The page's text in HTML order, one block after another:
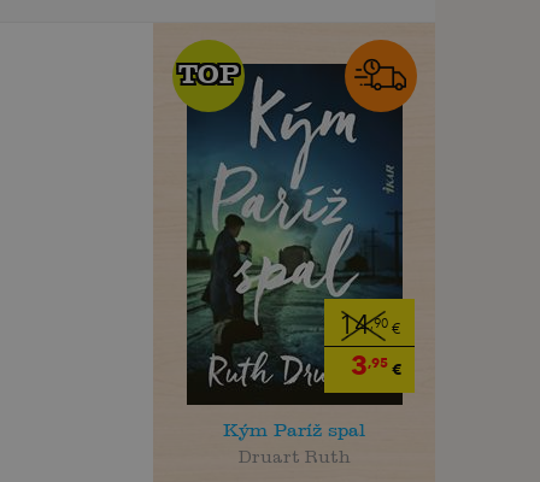
14,90 €
3,95 €
TOP
TOP
Kým Paríž spal
Druart Ruth